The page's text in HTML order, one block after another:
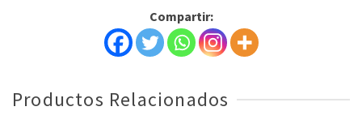
Compartir:
Productos Relacionados